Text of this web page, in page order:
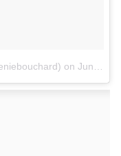
on Jun 2, 2017 at 11:47am PDT